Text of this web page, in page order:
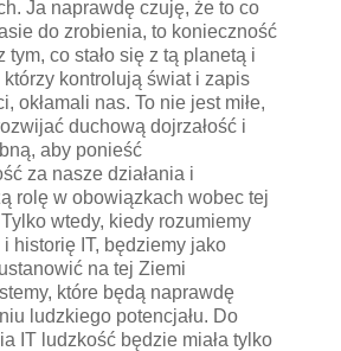
Ja naprawdę czuję, że to co
do zrobienia, to konieczność
tym, co stało się z tą planetą i
którzy kontrolują świat i zapis
okłamali nas. To nie jest miłe,
duchową dojrzałość i
aby ponieść
za nasze działania i
rolę w obowiązkach wobec tej
wtedy, kiedy rozumiemy
historię IT, będziemy jako
na tej Ziemi
które będą naprawdę
ludzkiego potencjału. Do
IT ludzkość będzie miała tylko